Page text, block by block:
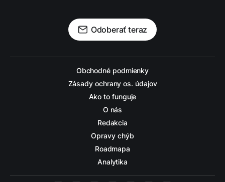
Odoberať teraz
Obchodné podmienky
Zásady ochrany os. údajov
Ako to funguje
O nás
Redakcia
Opravy chýb
Roadmapa
Analytika